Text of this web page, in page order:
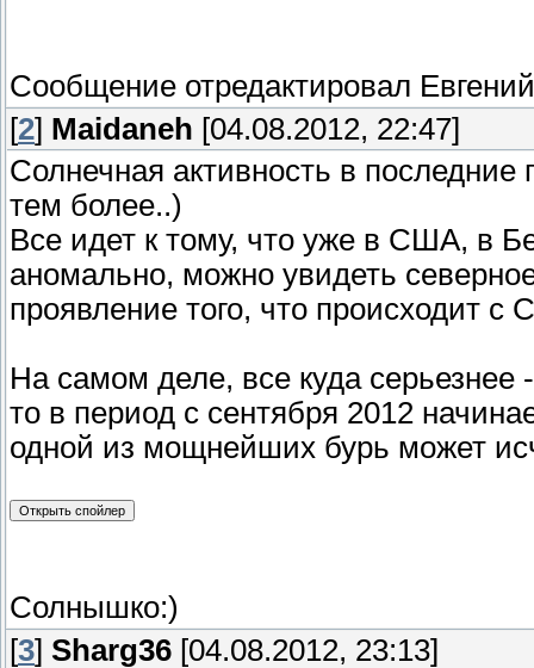
Сообщение отредактировал Евгений
[2] Maidaneh [04.08.2012, 22:47]
Солнечная активность в последние
тем более..)
Все идет к тому, что уже в США, в
аномально, можно увидеть
проявление того, что происходит с
На самом деле, все куда серьезнее
то в период с сентября 2012
одной из мощнейших бурь может
Солнышко:)
[3] Sharg36 [04.08.2012, 23:13]